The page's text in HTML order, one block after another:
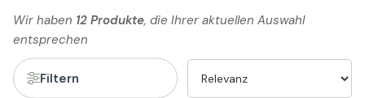
Wir haben 12 Produkte, die Ihrer aktuellen Auswahl
entsprechen
Filtern